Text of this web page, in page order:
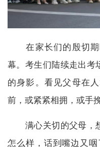
在家长们的殷切期
幕。考生们陆续走出考
的身影。看见父母在
前，或紧紧相拥，或手
满心关切的父母，
怎么样，话到嘴边又